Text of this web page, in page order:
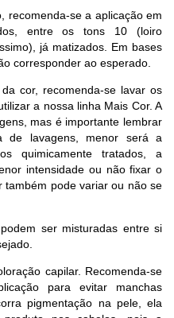
recomenda-se a aplicação em
entre os tons 10 (loiro
já matizados. Em bases
corresponder ao esperado.
cor, recomenda-se lavar os
a nossa linha Mais Cor. A
mas é importante lembrar
de lavagens, menor será a
quimicamente tratados, a
intensidade ou não fixar o
também pode variar ou não se
ser misturadas entre si
capilar. Recomenda-se
para evitar manchas
pigmentação na pele, ela